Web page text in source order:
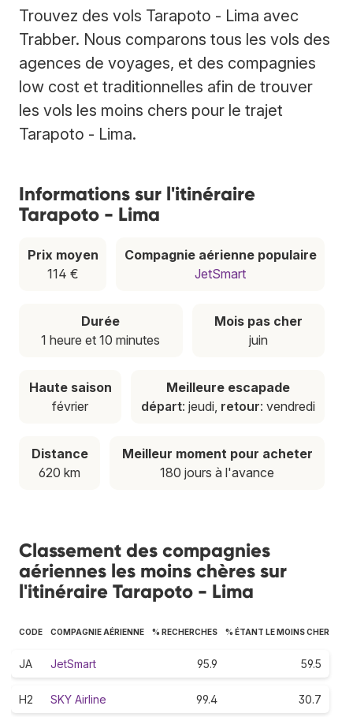
Trouvez des vols Tarapoto - Lima avec
Trabber. Nous comparons tous les vols des
agences de voyages, et des compagnies
low cost et traditionnelles afin de trouver
les vols les moins chers pour le trajet
Tarapoto - Lima.
Informations sur l'itinéraire
Tarapoto - Lima
Prix moyen
114 €
Compagnie aérienne populaire
JetSmart
Durée
1 heure et 10 minutes
Mois pas cher
juin
Haute saison
février
Meilleure escapade
départ: jeudi, retour: vendredi
Distance
620 km
Meilleur moment pour acheter
180 jours à l'avance
Classement des compagnies
aériennes les moins chères sur
l'itinéraire Tarapoto - Lima
CODE COMPAGNIE AÉRIENNE % RECHERCHES % ÉTANT LE MOINS CHER
JA JetSmart 95.9 59.5
H2 SKY Airline 99.4 30.7